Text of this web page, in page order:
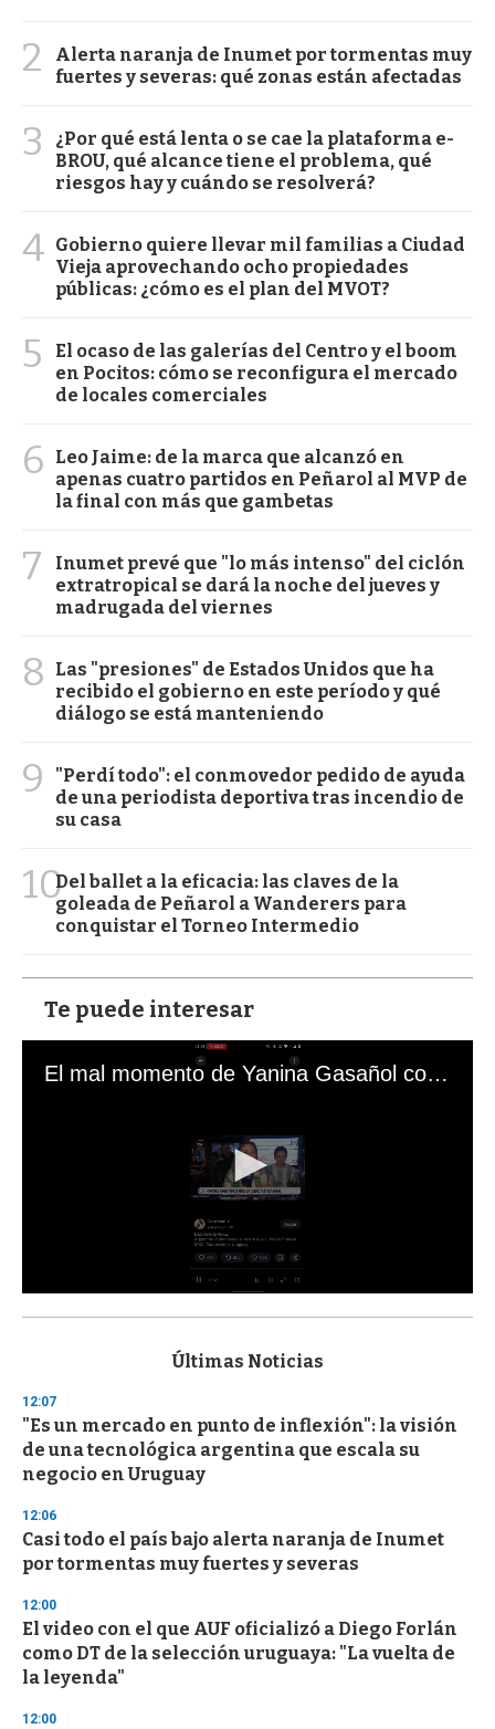
2
Alerta naranja de Inumet por tormentas muy
fuertes y severas: qué zonas están afectadas
3
¿Por qué está lenta o se cae la plataforma e-
BROU, qué alcance tiene el problema, qué
riesgos hay y cuándo se resolverá?
4 Gobierno quiere llevar mil familias a Ciudad
Vieja aprovechando ocho propiedades
públicas: ¿cómo es el plan del MVOT?
5
El ocaso de las galerías del Centro y el boom
en Pocitos: cómo se reconfigura el mercado
de locales comerciales
6
Leo Jaime: de la marca que alcanzó en
apenas cuatro partidos en Peñarol al MVP de
la final con más que gambetas
7
Inumet prevé que "lo más intenso" del ciclón
extratropical se dará la noche del jueves y
madrugada del viernes
8
Las "presiones" de Estados Unidos que ha
recibido el gobierno en este período y qué
diálogo se está manteniendo
9
"Perdí todo": el conmovedor pedido de ayuda
de una periodista deportiva tras incendio de
su casa
10Del ballet a la eficacia: las claves de la
goleada de Peñarol a Wanderers para
conquistar el Torneo Intermedio
Te puede interesar
El mal momento de Yanina Gasañol con un hincha argentino en "Subrayado"
s
d
s
o
f
3
s
e
c
o
d
s
Últimas Noticias
12:07
"Es un mercado en punto de inflexión": la visión
de una tecnológica argentina que escala su
negocio en Uruguay
12:06
Casi todo el país bajo alerta naranja de Inumet
por tormentas muy fuertes y severas
12:00
El video con el que AUF oficializó a Diego Forlán
como DT de la selección uruguaya: "La vuelta de
la leyenda"
12:00